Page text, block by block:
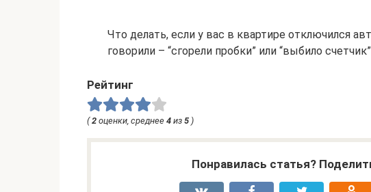
Что делать, если у вас в квартире отключился
говорили – “сгорели пробки” или “выбило счетчик”
Рейтинг
(2 оценки, среднее 4 из 5 )
Понравилась статья?